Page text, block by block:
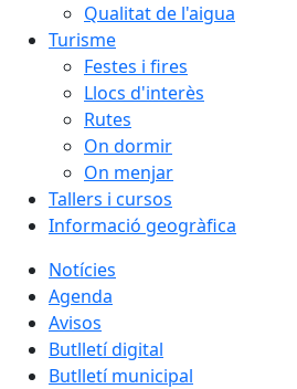
Qualitat de l'aigua
Turisme
Festes i fires
Llocs d'interès
Rutes
On dormir
On menjar
Tallers i cursos
Informació geogràfica
Notícies
Agenda
Avisos
Butlletí digital
Butlletí municipal